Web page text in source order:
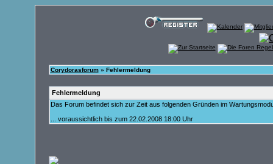
Corydorasforum» Fehlermeldung
Fehlermeldung
Das Forum befindet sich zur Zeit aus folgenden Gründen im
... voraussichtlich bis zum 22.02.2008 18:00 Uhr